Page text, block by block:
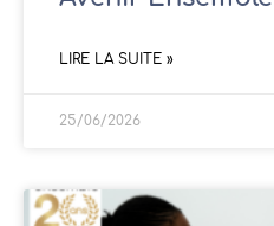
LIRE LA SUITE »
25/06/2026